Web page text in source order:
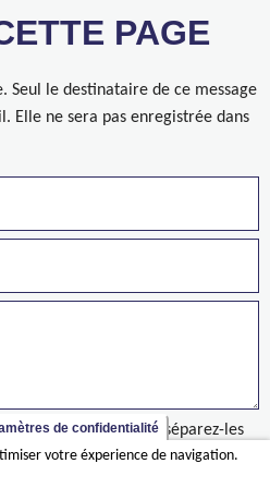
PAGE
Seul le destinataire de ce message
Elle ne sera pas enregistrée dans
lignes séparées ou séparez-les
de confidentialité
votre éxperience de navigation.